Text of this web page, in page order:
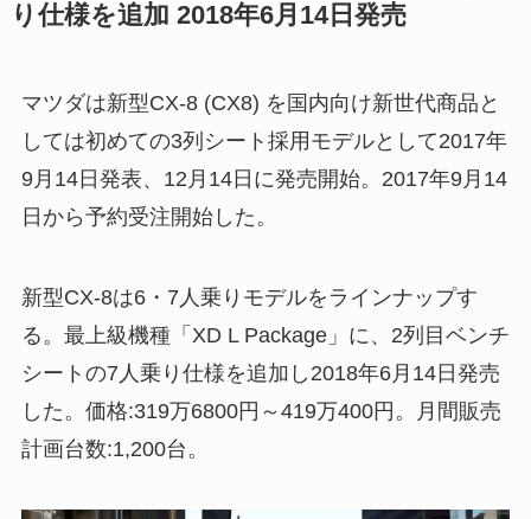
り仕様を追加 2018年6月14日発売
マツダは新型CX-8 (CX8) を国内向け新世代商品と
しては初めての3列シート採用モデルとして2017年
9月14日発表、12月14日に発売開始。2017年9月14
日から予約受注開始した。
新型CX-8は6・7人乗りモデルをラインナップす
る。最上級機種「XD L Package」に、2列目ベンチ
シートの7人乗り仕様を追加し2018年6月14日発売
した。価格:319万6800円～419万400円。月間販売
計画台数:1,200台。